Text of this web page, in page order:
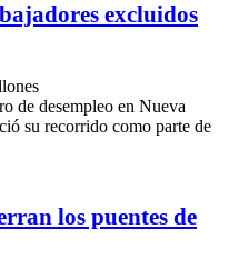
excluidos
de desempleo en Nueva
su recorrido como parte de
los puentes de